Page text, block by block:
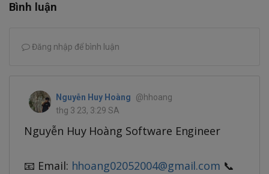
Bình luận
Đăng nhập để bình luận
Nguyễn Huy Hoàng
@hhoang
thg 3 23, 3:29 SA
Nguyễn Huy Hoàng Software Engineer
📧 Email: hhoang02052004@gmail.com 📞